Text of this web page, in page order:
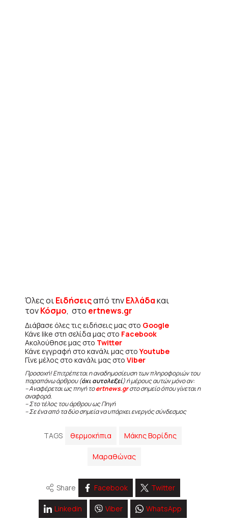
Όλες οιΕιδήσειςαπό τηνΕλλάδακαι
τονΚόσμο, στο ertnews.gr
Διάβασε όλες τις ειδήσεις μας στο Google
Κάνε like στη σελίδα μας στο Facebook
Ακολούθησε μας στο Twitter
Κάνε εγγραφή στο κανάλι μας στοYoutube
Γίνε μέλος στο κανάλι μας στο Viber
Προσοχή! Επιτρέπεται η αναδημοσίευση των πληροφοριών του
παραπάνω άρθρου (όχι αυτολεξεί) ή μέρους αυτών μόνο αν:
– Αναφέρεται ως πηγή τοertnews.grστο σημείο όπου γίνεται η
αναφορά.
– Στο τέλος του άρθρου ως Πηγή
– Σε ένα από τα δύο σημεία να υπάρχει ενεργός σύνδεσμος
TAGS θερμοκήπια Μάκης Βορίδης
Μαραθώνας
Share Facebook Twitter
Linkedin Viber WhatsApp